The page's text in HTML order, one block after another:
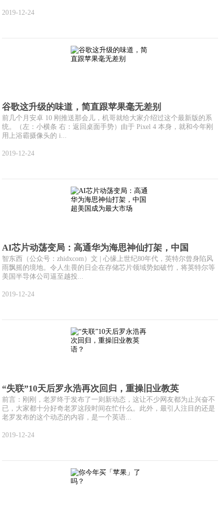
2019-12-24
谷歌这升级的味道，简直跟苹果毫无差别
前几个月安卓 10 刚推送那会儿，机哥就给大家介绍过这个最新版的系
统。（左：小横条 右：返回桌面手势）由于 Pixel 4 本身，就和今年刚
用上浴霸摄像头的 i...
2019-12-24
AI芯片动荡变局：高通华为海思神仙打架，中国
智东西（公众号：zhidxcom）文 | 心缘上世纪80年代，英特尔曾身陷风
雨飘摇的境地。令人生畏的日企在存储芯片领域势如破竹，将英特尔等
美国半导体公司逼至越投...
2019-12-24
“失联”10天后罗永浩再次回归，重操旧业教英
前言：刚刚，老罗终于发布了一则新动态，这让不少网友都为止兴奋不
已，大家都十分好奇老罗这段时间在忙什么。此外，最引人注目的还是
老罗发布的这个动态的内容，是一个英语...
2019-12-24